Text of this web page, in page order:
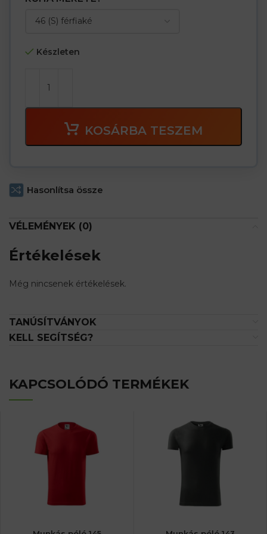
Készleten
KOSÁRBA TESZEM
Hasonlítsa össze
VÉLEMÉNYEK (0)
Értékelések
Még nincsenek értékelések.
TANÚSÍTVÁNYOK
KELL SEGÍTSÉG?
KAPCSOLÓDÓ TERMÉKEK